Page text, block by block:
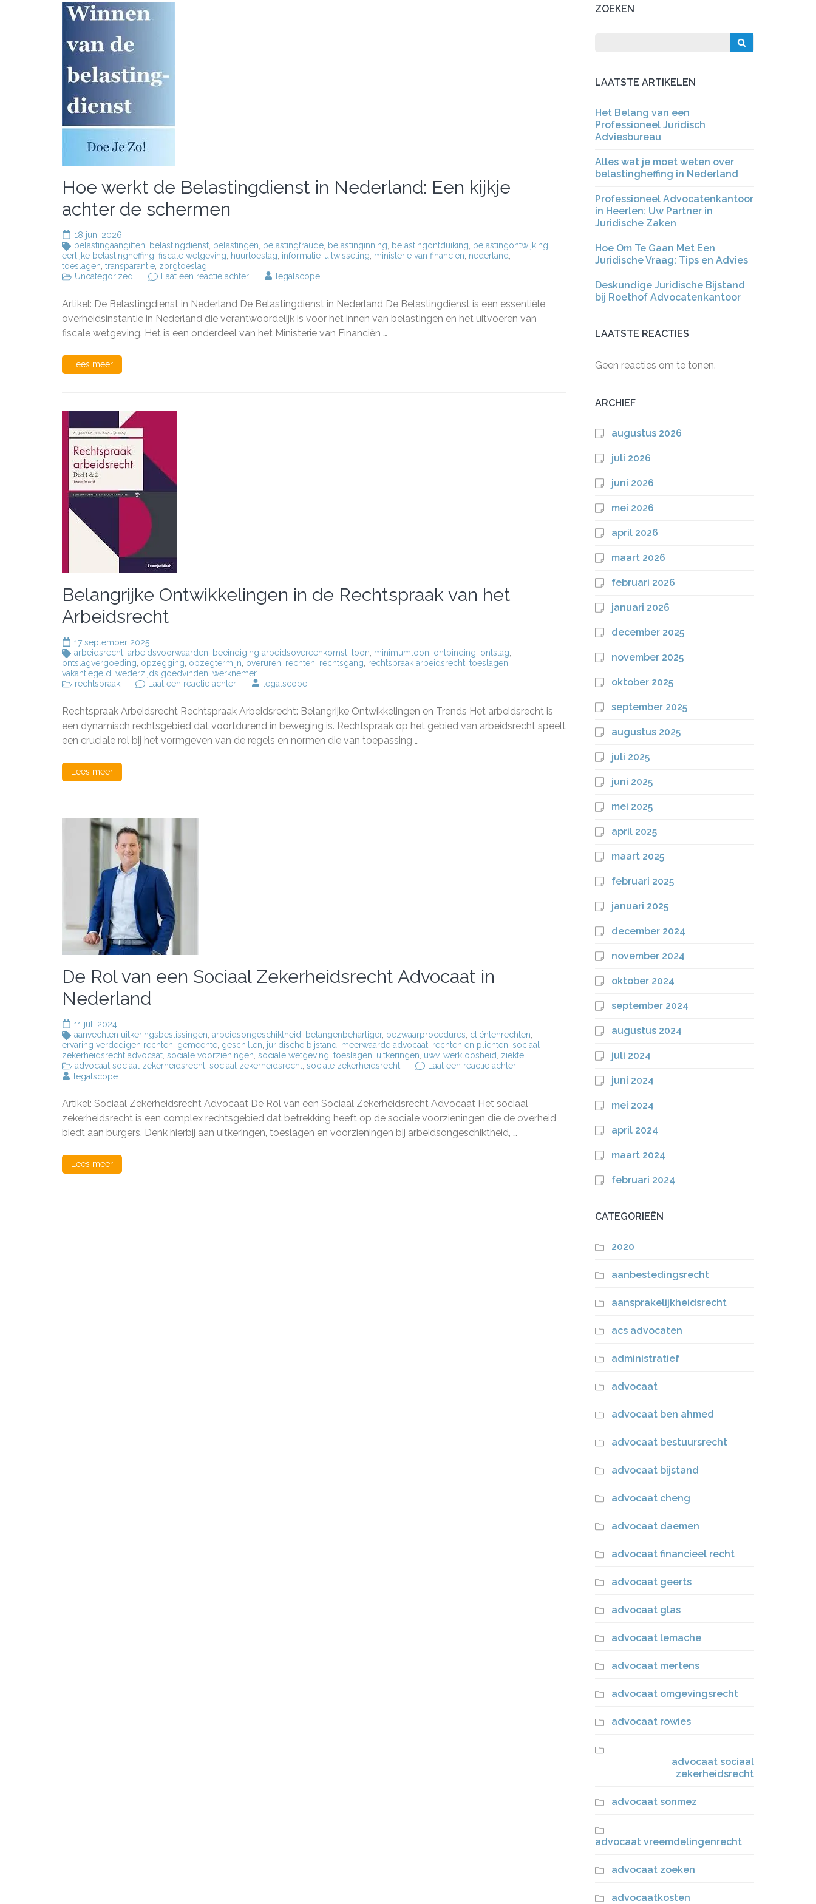
Hoe werkt de Belastingdienst in Nederland: Een kijkje
achter de schermen
18 juni 2026
belastingaangiften
belastingdienst belastingen belastingfraude belastinginning belastingontduiking belastingontwijking
eerlijke belastingheffing fiscale wetgeving huurtoeslag informatie-uitwisseling ministerie van financiën nederland
toeslagen transparantie zorgtoeslag
Uncategorized
Laat een reactie achterop
de
Belastingdienst
Nederland:
legalscope
Artikel: De Belastingdienst in Nederland De Belastingdienst in Nederland De Belastingdienst is een essentiële
overheidsinstantie in Nederland die verantwoordelijk is voor het innen van belastingen en het uitvoeren van
fiscale wetgeving. Het is een onderdeel van het Ministerie van Financiën …
Lees meer
Belangrijke Ontwikkelingen in de Rechtspraak van het
Arbeidsrecht
17 september 2025
arbeidsrecht arbeidsvoorwaarden beëindiging arbeidsovereenkomst loon minimumloon ontbinding ontslag
ontslagvergoeding opzegging opzegtermijn overuren rechten rechtsgang rechtspraak arbeidsrecht toeslagen
vakantiegeld wederzijds goedvinden werknemer
rechtspraak
Laat een reactie achterop
in
de
Rechtspraak
van
legalscope
Rechtspraak Arbeidsrecht Rechtspraak Arbeidsrecht: Belangrijke Ontwikkelingen en Trends Het arbeidsrecht is
een dynamisch rechtsgebied dat voortdurend in beweging is. Rechtspraak op het gebied van arbeidsrecht speelt
een cruciale rol bij het vormgeven van de regels en normen die van toepassing …
Lees meer
De Rol van een Sociaal Zekerheidsrecht Advocaat in
Nederland
11 juli 2024
aanvechten uitkeringsbeslissingen arbeidsongeschiktheid belangenbehartiger, bezwaarprocedures cliëntenrechten
ervaring verdedigen rechten gemeente geschillen juridische bijstand meerwaarde advocaat rechten en plichten sociaal
zekerheidsrecht advocaat sociale voorzieningen sociale wetgeving toeslagen uitkeringen uwv, werkloosheid
ziekte
advocaat sociaal zekerheidsrecht sociaal zekerheidsrecht sociale zekerheidsrecht Laat een reactie achterop
een
Sociaal
Advocaat
legalscope
Artikel: Sociaal Zekerheidsrecht Advocaat De Rol van een Sociaal Zekerheidsrecht Advocaat Het sociaal
zekerheidsrecht is een complex rechtsgebied dat betrekking heeft op de sociale voorzieningen die de overheid
biedt aan burgers. Denk hierbij aan uitkeringen, toeslagen en voorzieningen bij arbeidsongeschiktheid, …
Lees meer
ZOEKEN
LAATSTE ARTIKELEN
Het Belang van een
Professioneel Juridisch
Adviesbureau
Alles wat je moet weten over
belastingheffing in Nederland
Professioneel Advocatenkantoor
in Heerlen: Uw Partner in
Juridische Zaken
Hoe Om Te Gaan Met Een
Juridische Vraag: Tips en Advies
Deskundige Juridische Bijstand
bij Roethof Advocatenkantoor
LAATSTE REACTIES
Geen reacties om te tonen.
ARCHIEF
augustus 2026
juli 2026
juni 2026
mei 2026
april 2026
maart 2026
februari 2026
januari 2026
december 2025
november 2025
oktober 2025
september 2025
augustus 2025
juli 2025
juni 2025
mei 2025
april 2025
maart 2025
februari 2025
januari 2025
december 2024
november 2024
oktober 2024
september 2024
augustus 2024
juli 2024
juni 2024
mei 2024
april 2024
maart 2024
februari 2024
CATEGORIEËN
2020
aanbestedingsrecht
aansprakelijkheidsrecht
acs advocaten
administratief
advocaat
advocaat ben ahmed
advocaat bestuursrecht
advocaat bijstand
advocaat cheng
advocaat daemen
advocaat financieel recht
advocaat geerts
advocaat glas
advocaat lemache
advocaat mertens
advocaat omgevingsrecht
advocaat rowies
advocaat sociaal
zekerheidsrecht
advocaat sonmez
advocaat vreemdelingenrecht
advocaat zoeken
advocaatkosten